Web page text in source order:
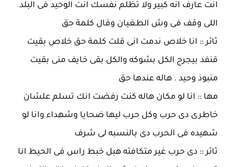
انت عارف انه كبير ولا تظلم نفسك انت الوحيد فى البلد
اللى وقف فى وش الطغيان وقال كلمة حق
ثائر :: انا خلاص ندمت انى قلت كلمة حق خلاص بقيت
قنفد بيجرح الكل بشوكه والكل بقى خايف منى بقيت
منبوذ وحيد . هاله عندها حق
مها :: انا لو مكان هاله كنت رفضت انك تسلم علشان
خاطرى دى حرب وكل حرب ليها ضحايا وشهداء وانا لو
شهيده فى الحرب دى بالنسبه لى شرف
ثائر :: دى حرب غير متكافئه هبل خبط راس فى الحيط انا